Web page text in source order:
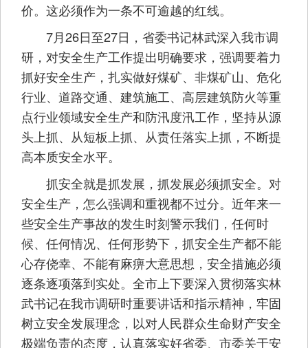
价。这必须作为一条不可逾越的红线。
7月26日至27日，省委书记林武深入我市调
研，对安全生产工作提出明确要求，强调要着力
抓好安全生产，扎实做好煤矿、非煤矿山、危化
行业、道路交通、建筑施工、高层建筑防火等重
点行业领域安全生产和防汛度汛工作，坚持从源
头上抓、从短板上抓、从责任落实上抓，不断提
高本质安全水平。
抓安全就是抓发展，抓发展必须抓安全。对
安全生产，怎么强调和重视都不过分。近年来一
些安全生产事故的发生时刻警示我们，任何时
候、任何情况、任何形势下，抓安全生产都不能
心存侥幸、不能有麻痹大意思想，安全措施必须
逐条逐项落到实处。全市上下要深入贯彻落实林
武书记在我市调研时重要讲话和指示精神，牢固
树立安全发展理念，以对人民群众生命财产安全
极端负责的态度，认真落实好省委、市委关于安